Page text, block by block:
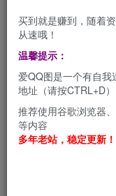
2025-3-4，
念念_D 一位可爱的
的，通常都是比较的
所在地：上海 徐汇区
买到就是赚到，随着
从速哦！
温馨提示：
爱QQ图是一个有自我
地址（请按CTRL+D
推荐使用谷歌浏览器
等内容
多年老站，稳定更新